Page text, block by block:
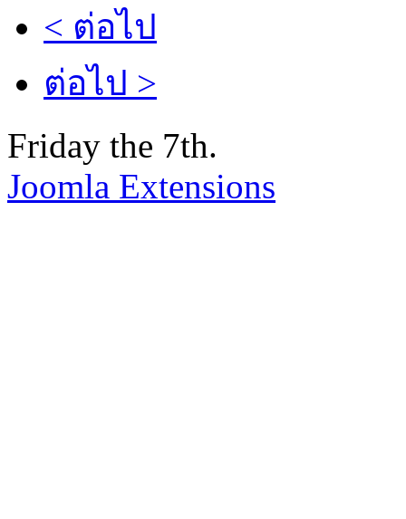
< ต่อไป
ต่อไป >
Friday the 7th.
Joomla Extensions